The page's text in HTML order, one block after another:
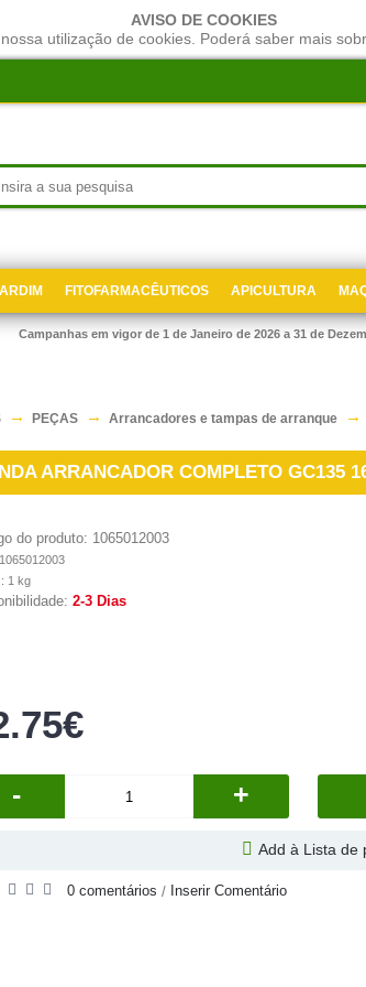
AVISO DE COOKIES
utilização de cookies. Poderá saber mais
FITOFARMACÊUTICOS APICULTURA
Campanhas em vigor de 1 de Janeiro de 2026 a 31 de
PEÇAS Arrancadores e tampas de arranque
ARRANCADOR COMPLETO GC135
do produto: 1065012003
1 kg
2-3 Dias
- +
Add à Lista de
0 comentários / Inserir Comentário